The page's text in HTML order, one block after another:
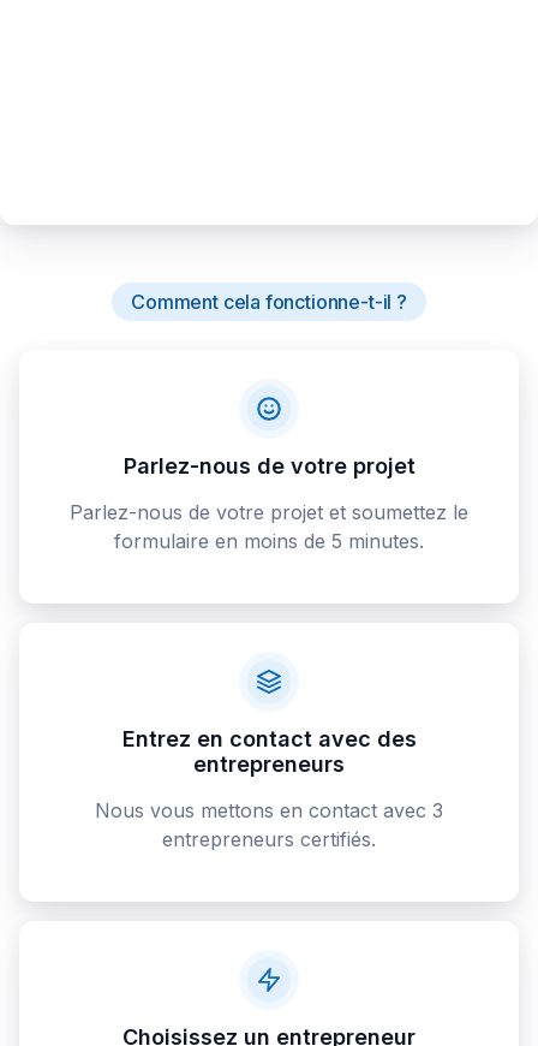
Comment cela fonctionne-t-il ?
Parlez-nous de votre projet
Parlez-nous de votre projet et soumettez le
formulaire en moins de 5 minutes.
Entrez en contact avec des
entrepreneurs
Nous vous mettons en contact avec 3
entrepreneurs certifiés.
Choisissez un entrepreneur